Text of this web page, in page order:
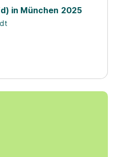
in München 2025